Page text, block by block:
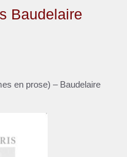
Baudelaire
en prose) – Baudelaire